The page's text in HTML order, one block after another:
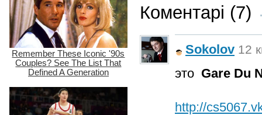
Коментарі (7)
Sokolov 12
это Gare Du
http://